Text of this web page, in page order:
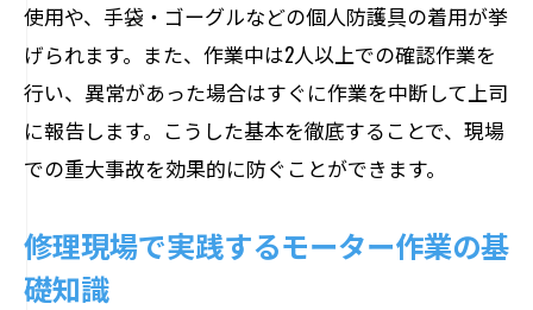
使用や、手袋・ゴーグルなどの個人防護具の着用が挙
げられます。また、作業中は2人以上での確認作業を
行い、異常があった場合はすぐに作業を中断して上司
に報告します。こうした基本を徹底することで、現場
での重大事故を効果的に防ぐことができます。
修理現場で実践するモーター作業の基
礎知識